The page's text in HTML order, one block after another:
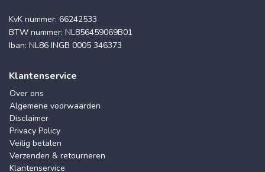
KvK nummer: 66242533
BTW nummer: NL856459069B01
Iban: NL86 INGB 0005 346373
Klantenservice
Over ons
Algemene voorwaarden
Disclaimer
Privacy Policy
Veilig betalen
Verzenden & retourneren
Klantenservice